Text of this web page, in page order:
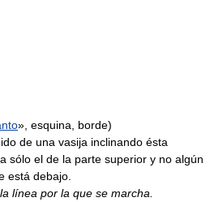
», esquina, borde)
de una vasija inclinando ésta
sólo el de la parte superior y no algún
está debajo.
línea por la que se marcha.